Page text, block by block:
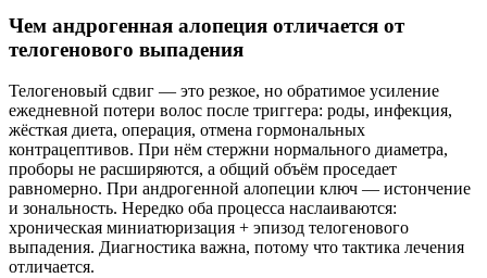
Чем андрогенная алопеция отличается от
телогенового выпадения
Телогеновый сдвиг — это резкое, но обратимое усиление
ежедневной потери волос после триггера: роды, инфекция,
жёсткая диета, операция, отмена гормональных
контрацептивов. При нём стержни нормального диаметра,
проборы не расширяются, а общий объём проседает
равномерно. При андрогенной алопеции ключ — истончение
и зональность. Нередко оба процесса наслаиваются:
хроническая миниатюризация + эпизод телогенового
выпадения. Диагностика важна, потому что тактика лечения
отличается.